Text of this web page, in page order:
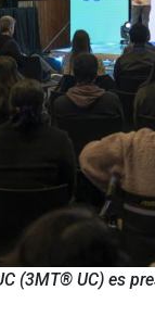
(3MT® UC) es